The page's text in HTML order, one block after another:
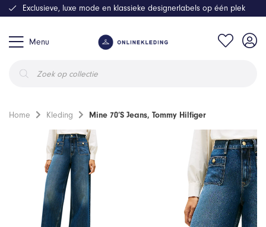
Menu
zoeken
Exclusieve, luxe mode en klassieke designerlabels op één plek
Home Kleding Mine 70’S Jeans, Tommy Hilfiger